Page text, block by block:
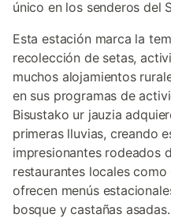
único en los senderos del
Esta estación marca la
recolección de setas,
muchos alojamientos
en sus programas de
Bisustako ur jauzia
primeras lluvias, creando
impresionantes rodeados
restaurantes locales
ofrecen menús
bosque y castañas asadas.